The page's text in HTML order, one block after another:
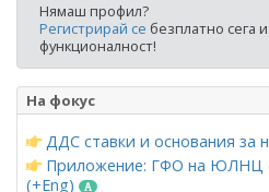
Нямаш профил?
Регистрирай се безплатно сега
функционалност!
На фокус
ДДС ставки и основания за
Приложение: ГФО на ЮЛНЦ
(+Eng)